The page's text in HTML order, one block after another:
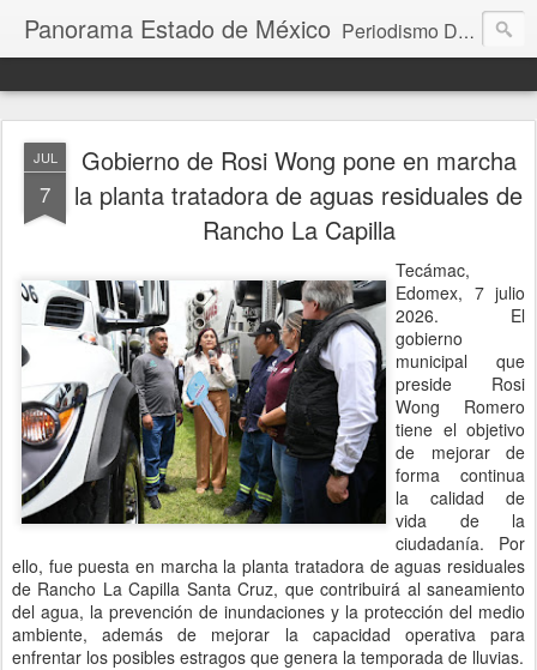
Panorama Estado de México Periodismo Digital
JUL
7
Gobierno de Rosi Wong pone en marcha
la planta tratadora de aguas residuales de
Rancho La Capilla
Tecámac,
Edomex, 7 julio
2026. El
gobierno
municipal que
preside Rosi
Wong Romero
tiene el objetivo
de mejorar de
forma continua
la calidad de
vida de la
ciudadanía. Por
ello, fue puesta en marcha la planta tratadora de aguas residuales
de Rancho La Capilla Santa Cruz, que contribuirá al saneamiento
del agua, la prevención de inundaciones y la protección del medio
ambiente, además de mejorar la capacidad operativa para
enfrentar los posibles estragos que genera la temporada de lluvias.